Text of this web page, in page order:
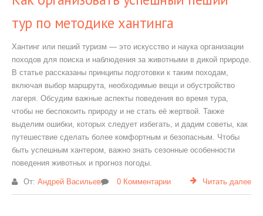
тур по методике хантинга
Хантинг или пеший туризм — это искусство и наука организации
походов для поиска и наблюдения за животными в дикой природе.
В статье рассказаны принципы подготовки к таким походам,
включая выбор маршрута, необходимые вещи и обустройство
лагеря. Обсудим важные аспекты поведения во время тура,
чтобы не беспокоить природу и не стать её жертвой. Также
выделим ошибки, которых следует избегать, и дадим советы, как
путешествие сделать более комфортным и безопасным. Чтобы
быть успешным хантером, важно знать сезонные особенности
поведения животных и прогноз погоды.
От: Андрей Васильев 0 Комментарии Читать далее